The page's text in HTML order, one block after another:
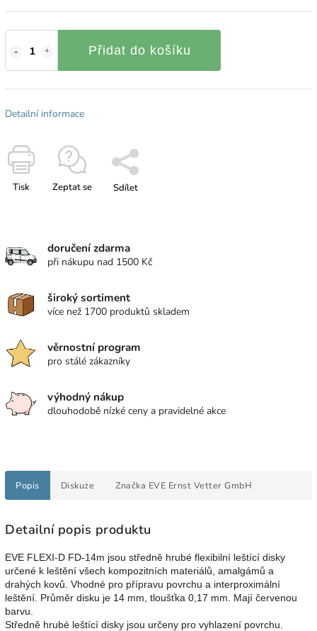
Přidat do košíku
Detailní informace
Tisk Zeptat se Sdílet
doručení zdarma
při nákupu nad 1500 Kč
široký sortiment
více než 1700 produktů skladem
věrnostní program
pro stálé zákazníky
výhodný nákup
dlouhodobě nízké ceny a pravidelné akce
Popis Diskuze Značka EVE Ernst Vetter GmbH
Detailní popis produktu
EVE FLEXI-D FD-14m jsou středně hrubé flexibilní leštící disky
určené k leštění všech kompozitních materiálů, amalgámů a
drahých kovů. Vhodné pro přípravu povrchu a interproximální
leštění. Průměr disku je 14 mm, tloušťka 0,17 mm. Mají červenou
barvu.
Středně hrubé leštící disky jsou určeny pro vyhlazení povrchu.